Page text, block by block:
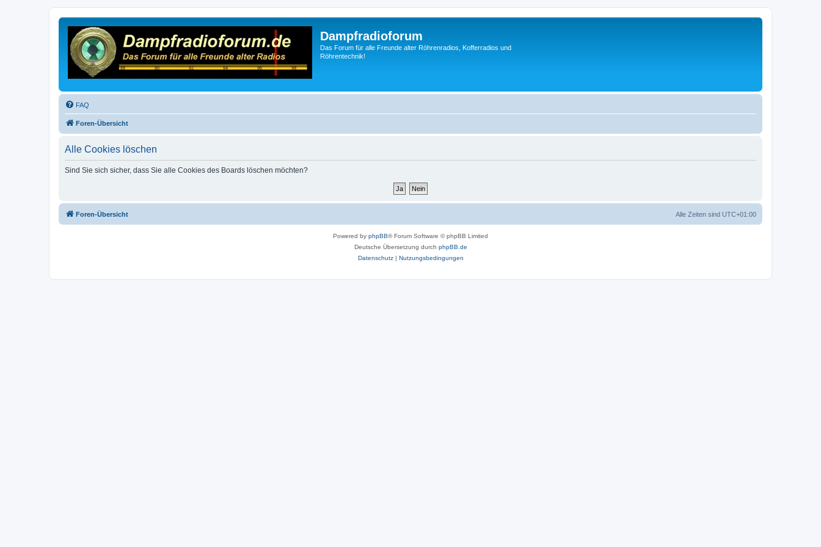
Dampfradioforum
Das Forum für alle Freunde alter Röhrenradios, Kofferradios und
Röhrentechnik!
FAQ
Foren-Übersicht
Alle Cookies löschen
Sind Sie sich sicher, dass Sie alle Cookies des Boards löschen möchten?
Foren-Übersicht Alle Zeiten sind UTC+01:00
Powered by phpBB® Forum Software © phpBB Limited
Deutsche Übersetzung durch phpBB.de
Datenschutz| Nutzungsbedingungen